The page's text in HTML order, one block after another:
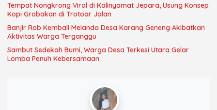
Tempat Nongkrong Viral di Kalinyamat Jepara, Usung Konsep
Kopi Grobakan di Trotoar Jalan
Banjir Rob Kembali Melanda Desa Karang Geneng Akibatkan
Aktivitas Warga Terganggu
Sambut Sedekah Bumi, Warga Desa Terkesi Utara Gelar
Lomba Penuh Kebersamaan